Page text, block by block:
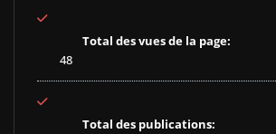
Total des vues de la page:
48
Total des publications: